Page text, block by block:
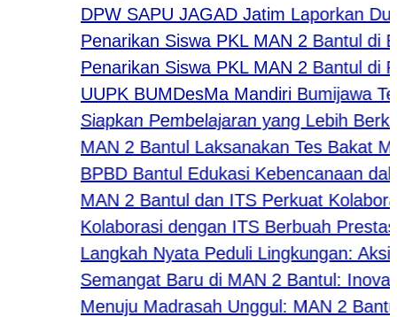
DPW SAPU JAGAD Jatim Laporkan
Penarikan Siswa PKL MAN 2 Bantul di
Penarikan Siswa PKL MAN 2 Bantul di
UUPK BUMDesMa Mandiri Bumijawa
Siapkan Pembelajaran yang Lebih
MAN 2 Bantul Laksanakan Tes Bakat
BPBD Bantul Edukasi Kebencanaan
MAN 2 Bantul dan ITS Perkuat Kolaborasi
Kolaborasi dengan ITS Berbuah Prestasi,
Langkah Nyata Peduli Lingkungan: Aksi
Semangat Baru di MAN 2 Bantul: Inovasi
Menuju Madrasah Unggul: MAN 2 Bantul